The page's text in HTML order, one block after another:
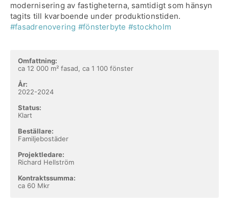
modernisering av fastigheterna, samtidigt som hänsyn
tagits till kvarboende under produktionstiden.
#fasadrenovering #fönsterbyte #stockholm
Omfattning:
ca 12 000 m² fasad, ca 1 100 fönster
År:
2022-2024
Status:
Klart
Beställare:
Familjebostäder
Projektledare:
Richard Hellström
Kontraktssumma:
ca 60 Mkr